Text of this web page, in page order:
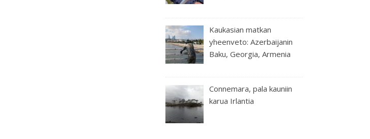
Kaukasian matkan
yheenveto: Azerbaijanin
Baku, Georgia, Armenia
Connemara, pala kauniin
karua Irlantia